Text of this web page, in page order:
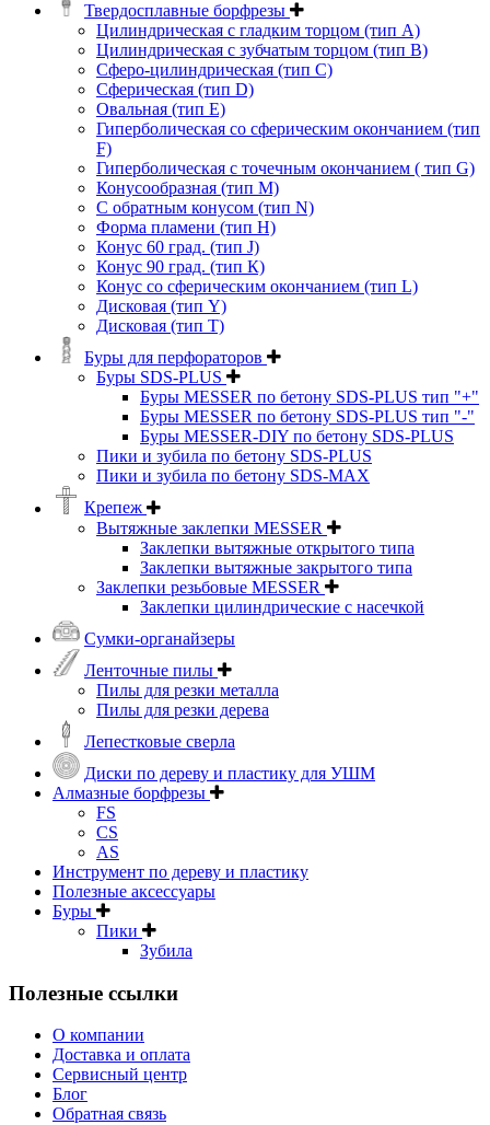
Твердосплавные борфрезы
Цилиндрическая с гладким торцом (тип А)
Цилиндрическая с зубчатым торцом (тип В)
Сферо-цилиндрическая (тип С)
Сферическая (тип D)
Овальная (тип Е)
Гиперболическая со сферическим окончанием (тип
F)
Гиперболическая с точечным окончанием ( тип G)
Конусообразная (тип М)
C обратным конусом (тип N)
Форма пламени (тип H)
Конус 60 град. (тип J)
Конус 90 град. (тип К)
Конус со сферическим окончанием (тип L)
Дисковая (тип Y)
Дисковая (тип Т)
Буры для перфораторов
Буры SDS-PLUS
Буры MESSER по бетону SDS-PLUS тип "+"
Буры MESSER по бетону SDS-PLUS тип "-"
Буры MESSER-DIY по бетону SDS-PLUS
Пики и зубила по бетону SDS-PLUS
Пики и зубила по бетону SDS-MAX
Крепеж
Вытяжные заклепки MESSER
Заклепки вытяжные открытого типа
Заклепки вытяжные закрытого типа
Заклепки резьбовые MESSER
Заклепки цилиндрические с насечкой
Сумки-органайзеры
Ленточные пилы
Пилы для резки металла
Пилы для резки дерева
Лепестковые сверла
Диски по дереву и пластику для УШМ
Алмазные борфрезы
FS
CS
AS
Инструмент по дереву и пластику
Полезные аксессуары
Буры
Пики
Зубила
Полезные ссылки
О компании
Доставка и оплата
Сервисный центр
Блог
Обратная связь